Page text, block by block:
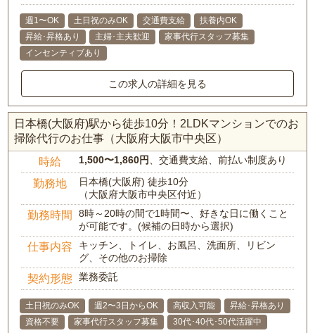
週1〜OK 土日祝のみOK 交通費支給
扶養内OK
昇給･昇格あり
主婦･主夫歓迎
家事代行スタッフ募集
インセンティブあり
この求人の詳細を見る
日本橋(大阪府)駅から徒歩10分！2LDKマンションでのお
掃除代行のお仕事（大阪府大阪市中央区）
時給 1,500〜1,860円 、交通費支給、前払い制度あり
勤務地
日本橋(大阪府) 徒歩10分
（大阪府大阪市中央区付近）
勤務時間
8時～20時の間で1時間〜、好きな日に働くこと
が可能です。(候補の日時から選択)
仕事内容
キッチン、トイレ、お風呂、洗面所、リビン
グ、その他のお掃除
契約形態 業務委託
土日祝のみOK 週2〜3日からOK 高収入可能
昇給･昇格あり
資格不要
家事代行スタッフ募集 30代･40代･50代活躍中